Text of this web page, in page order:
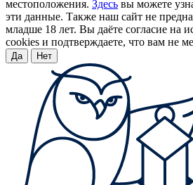
местоположения. Здесь вы можете
эти данные. Также наш сайт не
младше 18 лет. Вы даёте согласие на
cookies и подтверждаете, что вам не
Да Нет